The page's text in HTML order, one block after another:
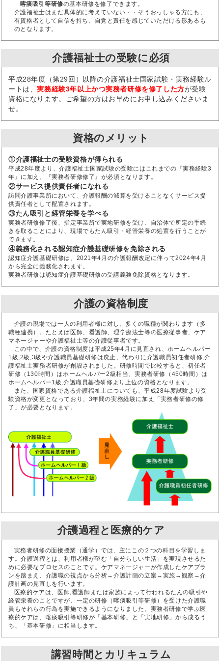
喀痰吸引等研修の基本研修を修了できます。
介護福祉士はまだ具体的に考えていない・・そうおっしゃる方にも、
有資格者として自信を持ち、自覚と責任を感じていただける形あるも
のとなります。
介護福祉士の受験に必須
平成28年度（第29回）以降の介護福祉士国家試験・実務経験ル
ートは、実務経験3年以上かつ実務者研修を修了した方が受験
資格になります。ご希望の方はお早めにお申し込みくださいま
せ。
資格のメリット
①介護福祉士の受験資格が得られる
平成28年度より、介護福祉士国家試験の受験にはこれまでの『実務経験3
年』に加え、『実務者研修修了』が必須となります。
②サービス提供責任者になれる
訪問介護事業所において、介護報酬の減算を受けることなくサービス提
供責任者として配置されます。
③たん吸引と経管栄養を学べる
実務者研修修了後、指定事業所で実地研修を受け、自治体で所定の手続
きを取ることにより、現場でもたん吸引・経管栄養の処置を行うことが
できます。
④義務化される認知症介護基礎研修を免除される
認知症介護基礎研修は、2021年4月の介護報酬改定に伴って2024年4月
から完全に義務化されます。
実務者研修は認知症介護基礎研修の受講義務免除資格となります。
介護の資格制度
介護の現場では一人の利用者様に対し、多くの職種が関わります（多
職種連携）。たとえば医師、看護師、理学療法士等の医療従事者、ケア
マネージャーや介護福祉士等の介護従事者です。
この中で、介護の資格制度は平成25年4月に見直され、ホームヘルパー
1級,2級,3級や介護職員基礎研修は廃止、代わりに介護職員初任者研修,介
護福祉士実務者研修が創設されました。研修時間で比較すると、初任者
研修（130時間）はホームヘルパー2級相当、実務者研修（450時間）は
ホームヘルパー1級,介護職員基礎研修より上位の資格となります。
また、国家資格である介護福祉士についても、平成28年度試験より受
験資格が変更となっており、3年間の実務経験に加え「実務者研修の修
了」が必要となります。
介護過程と医療的ケア
実務者研修の面接授業（通学）では、主にこの２つの科目を学習しま
す。介護過程とは、利用者様が望む「自分らしい生活」を実現させるた
めに必要なプロセスのことです。ケアマネージャーが作成したケアプラ
ンを踏まえ、介護職の視点から分析→介護計画の立案→実施→観察→介
護計画の見直しを行います。
医療的ケアは、医師,看護師または家族によって行われるたんの吸引や
経管栄養のことですが、一定の研修（喀痰吸引等研修）を受けた介護職
員もそれらの行為を実施できるようになりました。実務者研修で学ぶ医
療的ケアは、喀痰吸引等研修が「基本研修」と「実地研修」から成るう
ち、「基本研修」に相当します。
講習時間とカリキュラム